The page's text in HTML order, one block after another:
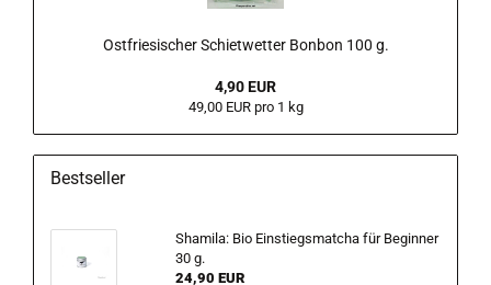
Ostfriesischer Schietwetter Bonbon 100 g.
4,90 EUR
49,00 EUR pro 1 kg
Bestseller
Shamila: Bio Einstiegsmatcha für Beginner
30 g.
24,90 EUR